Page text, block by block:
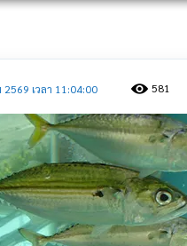
2569 เวลา 11:04:00 581